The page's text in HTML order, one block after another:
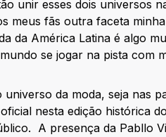
unir esses dois universos
meus fãs outra faceta
da América Latina é algo
se jogar na pista com
universo da moda, seja nas
nesta edição histórica
A presença da Pabllo